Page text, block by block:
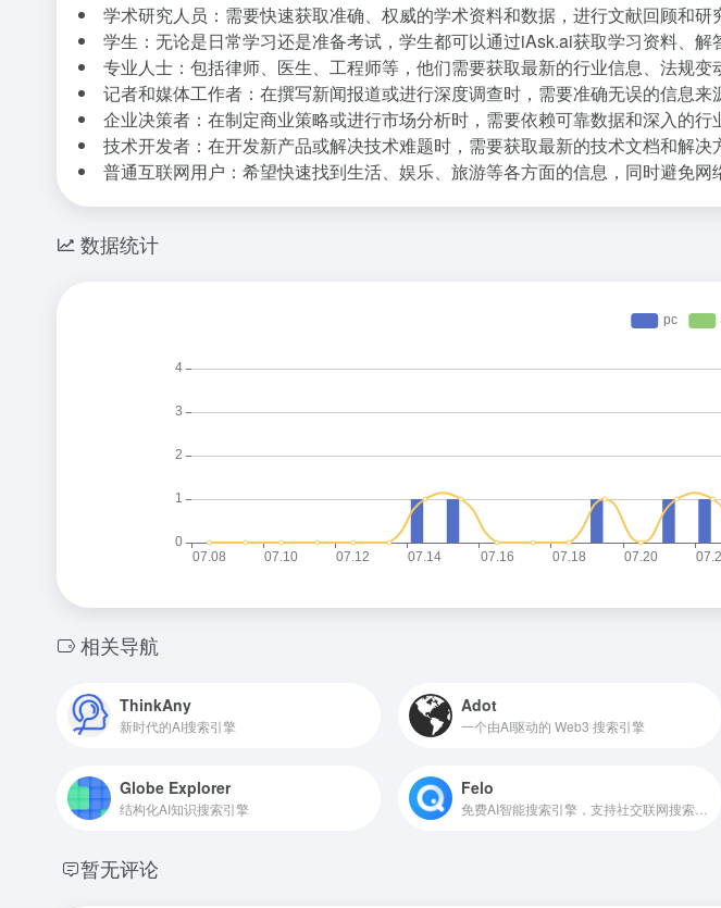
学术研究人员：需要快速获取准确、权威的学术资料和数据，进行文献回顾和研
学生：无论是日常学习还是准备考试，学生都可以通过iAsk.ai获取学习资料、解
专业人士：包括律师、医生、工程师等，他们需要获取最新的行业信息、法规变
记者和媒体工作者：在撰写新闻报道或进行深度调查时，需要准确无误的信息来
企业决策者：在制定商业策略或进行市场分析时，需要依赖可靠数据和深入的行
技术开发者：在开发新产品或解决技术难题时，需要获取最新的技术文档和解决
普通互联网用户：希望快速找到生活、娱乐、旅游等各方面的信息，同时避免网
数据统计
相关导航
ThinkAny
新时代的AI搜索引擎
Adot
一个由AI驱动的 Web3 搜索引擎
Globe Explorer
结构化AI知识搜索引擎
Felo
暂无评论